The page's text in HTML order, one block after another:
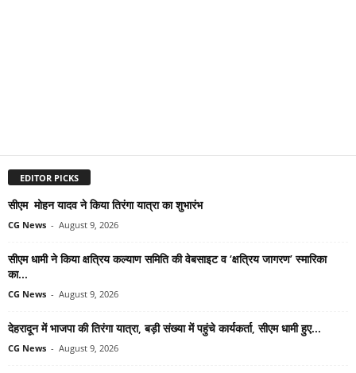
EDITOR PICKS
सीएम मोहन यादव ने किया तिरंगा यात्रा का शुभारंभ
CG News - August 9, 2026
सीएम धामी ने किया क्षत्रिय कल्याण समिति की वेबसाइट व ‘क्षत्रिय जागरण’ स्मारिका
का...
CG News - August 9, 2026
देहरादून में भाजपा की तिरंगा यात्रा, बड़ी संख्या में पहुंचे कार्यकर्ता, सीएम धामी हुए...
CG News - August 9, 2026